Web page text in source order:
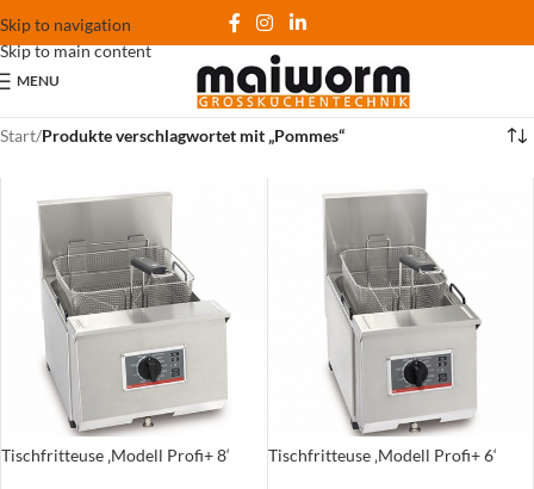
Skip to navigation
Skip to main content
MENU
Start/Produkte verschlagwortet mit „Pommes“
Tischfritteuse ‚Modell Profi+ 8‘ Tischfritteuse ‚Modell Profi+ 6‘